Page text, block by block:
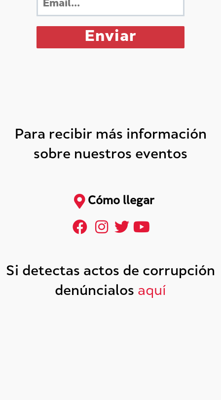
Para recibir más información
sobre nuestros eventos
Cómo llegar
Si detectas actos de corrupción
denúncialos aquí